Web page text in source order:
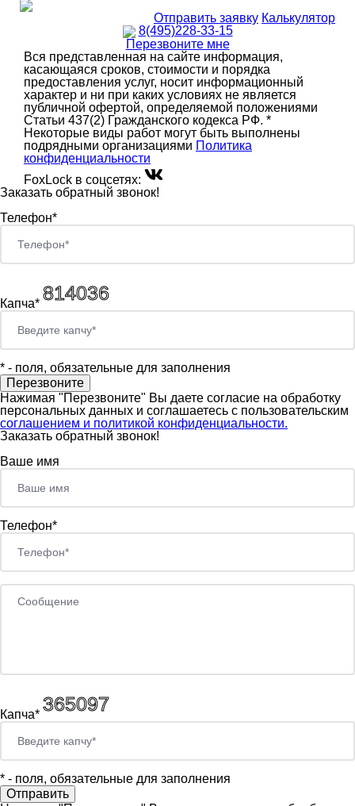
Отправить заявку Калькулятор
8(495)228-33-15
Перезвоните мне
Вся представленная на сайте информация,
касающаяся сроков, стоимости и порядка
предоставления услуг, носит информационный
характер и ни при каких условиях не является
публичной офертой, определяемой положениями
Статьи 437(2) Гражданского кодекса РФ. *
Некоторые виды работ могут быть выполнены
подрядными организациями Политика
конфиденциальности
FoxLock в соцсетях:
Заказать обратный звонок!
Телефон*
Капча*
* - поля, обязательные для заполнения
Нажимая "Перезвоните" Вы даете согласие на обработку
персональных данных и соглашаетесь c пользовательским
соглашением и политикой конфиденциальности.
Заказать обратный звонок!
Ваше имя
Телефон*
Капча*
* - поля, обязательные для заполнения